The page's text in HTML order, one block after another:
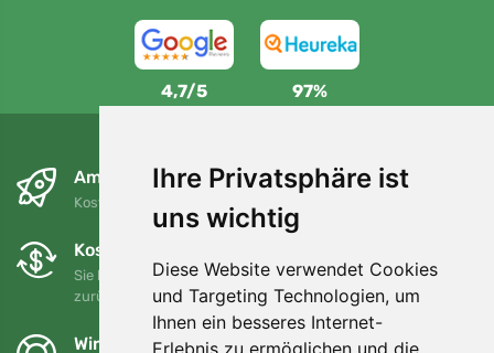
Ihre Privatsphäre ist
uns wichtig
Diese Website verwendet Cookies
und Targeting Technologien, um
Ihnen ein besseres Internet-
Erlebnis zu ermöglichen und die
4,7/5 97%
Am nächsten Tag und kostenlos
Kostenloser Versand für Bestellungen über 80 EUR
Kostenloser Umtausch und Rückgabe
Sie können Ihre Bestellung jederzeit innerhalb von 90 Tagen
zurückgeben oder umtauschen.
Wir unterstützen Trees.org